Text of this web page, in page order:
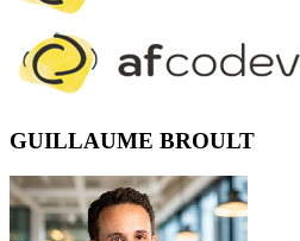
GUILLAUME BROULT